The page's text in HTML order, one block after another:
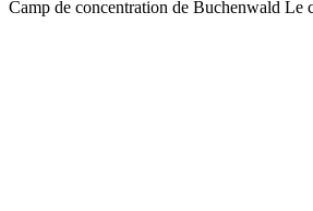
Camp de concentration de Buchenwald Le